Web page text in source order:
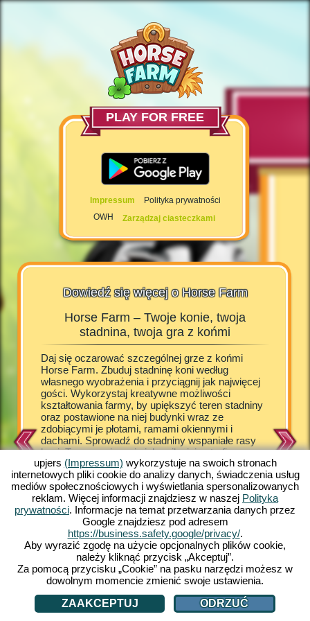
PLAY FOR FREE
Impressum
Polityka prywatności
OWH
Zarządzaj ciasteczkami
Dowiedź się więcej o Horse Farm
Horse Farm – Twoje konie, twoja
stadnina, twoja gra z końmi
Daj się oczarować szczególnej grze z końmi
Horse Farm. Zbuduj stadninę koni według
własnego wyobrażenia i przyciągnij jak najwięcej
gości. Wykorzystaj kreatywne możliwości
kształtowania farmy, by upiększyć teren stadniny
oraz postawione na niej budynki wraz ze
zdobiącymi je płotami, ramami okiennymi i
dachami. Sprowadź do stadniny wspaniałe rasy
koni. Troszcz się o nie jak najlepiej potrafisz.
Zagwarantuj gościom udany pobyt w stadninie
spełniając ich potrzeby, rozpieszczaj ich
przysmakami i zaoferuj przytulne kwatery. Horse
Farm przeniesie cię do uroczego settingu.
Stworzona w kolorowym stylu komiksowym gra
Horse Farm sprawi ci wiele frajdy i dostarczy
ciekawych przeżyć w grze. Daj się porwać jedynej
w swoim rodzaju grze online za darmo na swoim
pececie. Graj z nami!
Stacja
Arab,
do
koni.
możesz
upjers (Impressum) wykorzystuje na swoich stronach
internetowych pliki cookie do analizy danych, świadczenia usług
mediów społecznościowych i wyświetlania spersonalizowanych
reklam. Więcej informacji znajdziesz w naszej Polityka
prywatności. Informacje na temat przetwarzania danych przez
Google znajdziesz pod adresem
https://business.safety.google/privacy/.
Aby wyrazić zgodę na użycie opcjonalnych plików cookie,
należy kliknąć przycisk „Akceptuj”.
Za pomocą przycisku „Cookie” na pasku narzędzi możesz w
dowolnym momencie zmienić swoje ustawienia.
ZAAKCEPTUJ
ODRZUĆ